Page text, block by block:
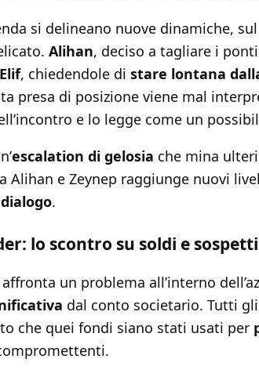
si delineano nuove dinamiche,
Alihan, deciso a tagliare i
Elif, chiedendole di stare lontana
presa di posizione viene mal
e lo legge come un
escalation di gelosia che mina
Alihan e Zeynep raggiunge nuovi
.
lo scontro su soldi e sospetti
affronta un problema all’interno
dal conto societario. Tutti
che quei fondi siano stati usati per